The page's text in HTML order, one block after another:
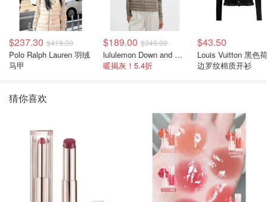
$237.30 $419.00
Polo Ralph Lauren 羽绒
马甲
$189.00 $349.00
lululemon Down and Around 羽绒夹克
暖揭灰！5.4折
$43.50
Louis Vuitton 黑色
边罗纹棉质开衫
猜你喜欢